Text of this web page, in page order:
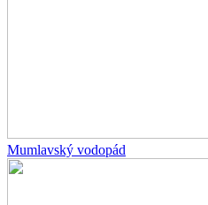
Mumlavský vodopád